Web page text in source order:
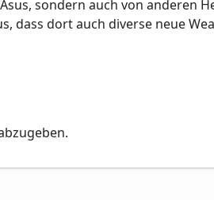
sondern auch von anderen
dass dort auch diverse neue